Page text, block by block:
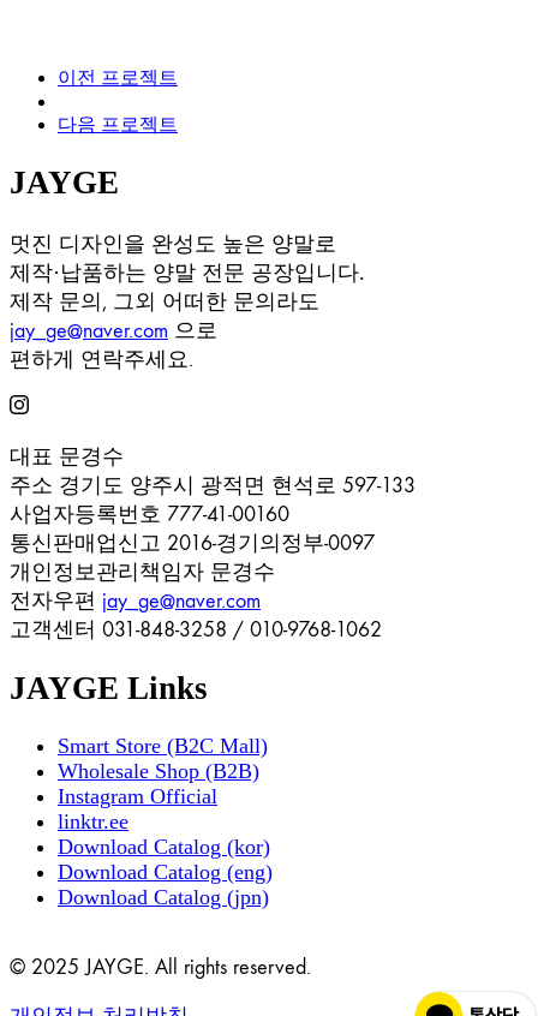
이전 프로젝트
다음 프로젝트
JAYGE
멋진 디자인을 완성도 높은 양말로
제작·납품하는 양말 전문 공장입니다.
제작 문의, 그외 어떠한 문의라도
jay_ge@naver.com 으로
편하게 연락주세요.
대표 문경수
주소 경기도 양주시 광적면 현석로 597-133
사업자등록번호 777-41-00160
통신판매업신고 2016-경기의정부-0097
개인정보관리책임자 문경수
전자우편 jay_ge@naver.com
고객센터 031-848-3258 / 010-9768-1062
JAYGE Links
Smart Store (B2C Mall)
Wholesale Shop (B2B)
Instagram Official
linktr.ee
Download Catalog (kor)
Download Catalog (eng)
Download Catalog (jpn)
© 2025 JAYGE. All rights reserved.